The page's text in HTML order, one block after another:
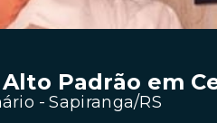
Alto Padrão em
- Sapiranga/RS